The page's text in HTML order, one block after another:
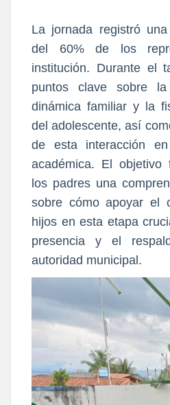
La jornada registró
del 60% de los
institución. Durante el
puntos clave sobre
dinámica familiar y la
del adolescente, así
de esta interacción
académica. El objetivo
los padres una
sobre cómo apoyar el
hijos en esta etapa
presencia y el
autoridad municipal.